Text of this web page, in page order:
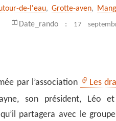
de-l'eau,Grotte-aven,
Date_rando : 17
par l’association Les
son président, Léo
partagera avec le